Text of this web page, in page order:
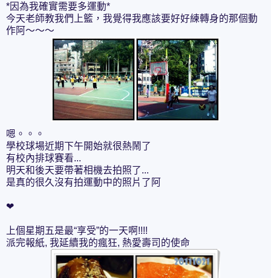
*因為我確實需要多運動*
今天老師教我們上籃，我覺得我應該要好好練轉身的那個動
作阿～～～
嗯。。。
學校球場近期下午開始就很熱鬧了
有校內排球賽看...
明天和後天要帶著相機去拍照了...
是真的很久沒有拍運動中的照片了阿
❤
上個星期五是最“享受”的一天啊!!!!
派完報紙, 我延續我的瘋狂, 熱愛壽司的使命